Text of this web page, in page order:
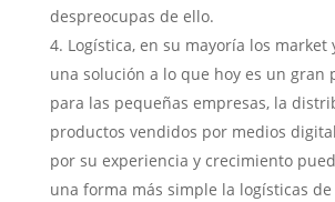
despreocupas de ello.
Logística, en su mayoría los market
una solución a lo que hoy es un gran
para las pequeñas empresas, la
productos vendidos por medios
por su experiencia y crecimiento
una forma más simple la logísticas